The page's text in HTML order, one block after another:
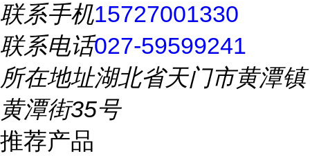
联系手机15727001330
联系电话027-59599241
所在地址湖北省天门市黄潭镇
黄潭街35号
推荐产品